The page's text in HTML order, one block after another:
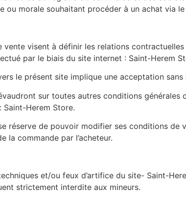
ou morale souhaitant procéder à un achat via
vente visent à définir les relations
par le biais du site internet : Saint-Herem
le présent site implique une acceptation
sur toutes autres conditions
Herem Store.
réserve de pouvoir modifier ses conditions
la commande par l’acheteur.
et/ou feux d’artifice du site- Saint-
strictement interdite aux mineurs.